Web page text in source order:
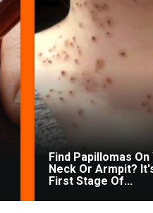
Find Papillomas On
Neck Or Armpit?
First Stage Of...